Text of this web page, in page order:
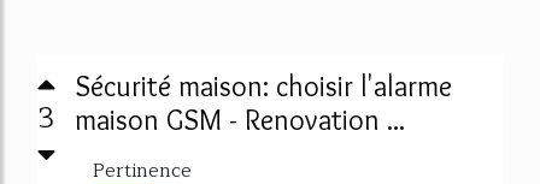
3
Sécurité maison: choisir l'alarme
maison GSM - Renovation ...
Pertinence